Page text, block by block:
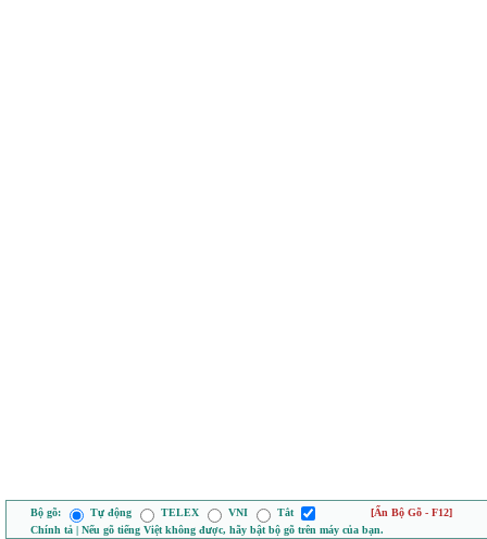
Bộ gõ: Tự động TELEX VNI Tắt
[Ẩn Bộ Gõ - F12]
Chính tả | Nếu gõ tiếng Việt không được, hãy bật bộ gõ trên máy của bạn.